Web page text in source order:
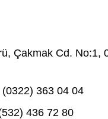
Çakmak Cd. No:1,
(0322) 363 04 04
436 72 80